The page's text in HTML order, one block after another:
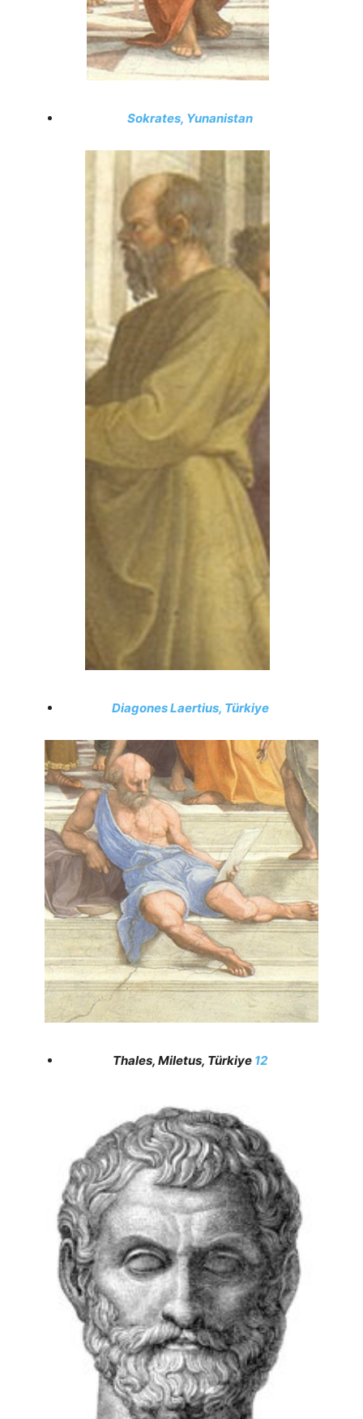
Sokrates, Yunanistan
Diagones Laertius, Türkiye
Thales, Miletus, Türkiye 12